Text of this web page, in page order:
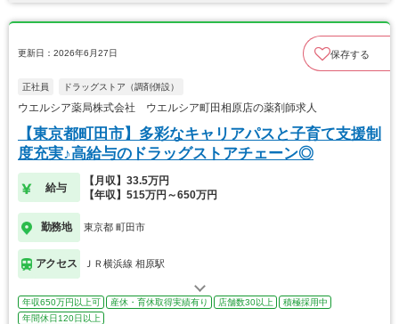
更新日：2026年6月27日 保存する
正社員 ドラッグストア（調剤併設）
ウエルシア薬局株式会社 ウエルシア町田相原店の薬剤師求人
【東京都町田市】多彩なキャリアパスと子育て支援制
度充実♪高給与のドラッグストアチェーン◎
給与
【月収】33.5万円
【年収】515万円～650万円
勤務地 東京都 町田市
アクセス ＪＲ横浜線 相原駅
年収650万円以上可 産休・育休取得実績有り 店舗数30以上
積極採用中
年間休日120日以上